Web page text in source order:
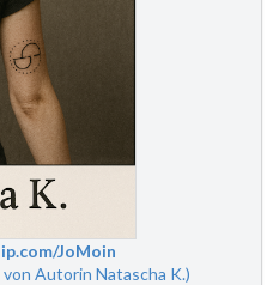
JoMoin
Autorin Natascha K.)